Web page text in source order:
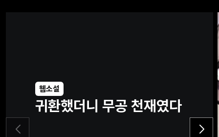
웹소설
귀환했더니 무공 천재였다